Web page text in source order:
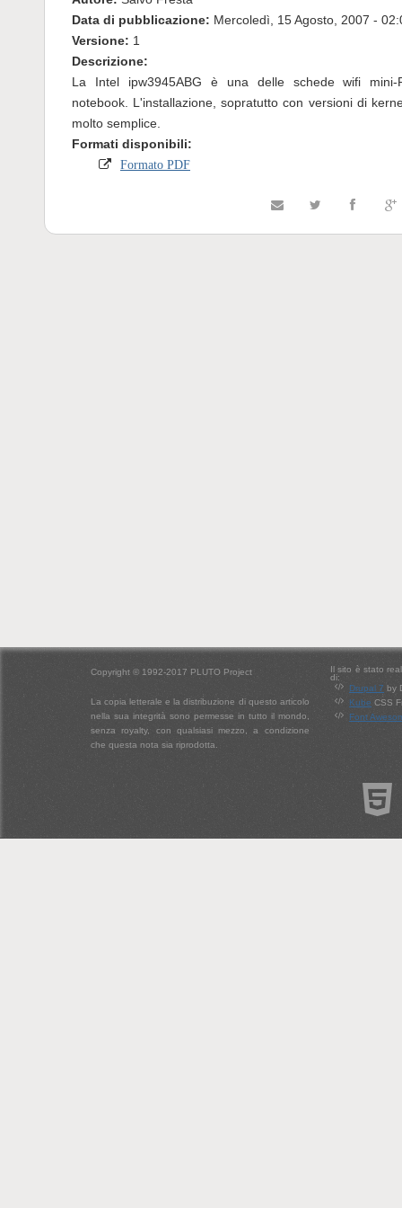
Data di pubblicazione: Mercoledì, 15 Agosto, 2007 -
Versione: 1
Descrizione:
La Intel ipw3945ABG è una delle schede wifi mini-
notebook. L'installazione, sopratutto con versioni di
molto semplice.
Formati disponibili:
Formato PDF
Copyright © 1992-2017 PLUTO Project
La copia letterale e la distribuzione di questo articolo
nella sua integrità sono permesse in tutto il mondo,
senza royalty, con qualsiasi mezzo, a condizione
che questa nota sia riprodotta.
Il sito è stato
di:
Drupal 7 by
Kube CSS
Font